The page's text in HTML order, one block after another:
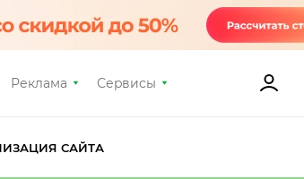
Реклама Сервисы
САЙТА